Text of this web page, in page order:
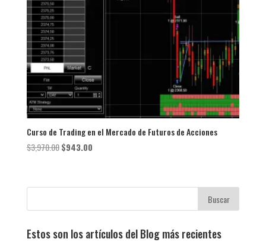
Curso de Trading en el Mercado de Futuros de Acciones
$3,970.00 El
era:
$943.00El
es:
Estos son los artículos del Blog más recientes